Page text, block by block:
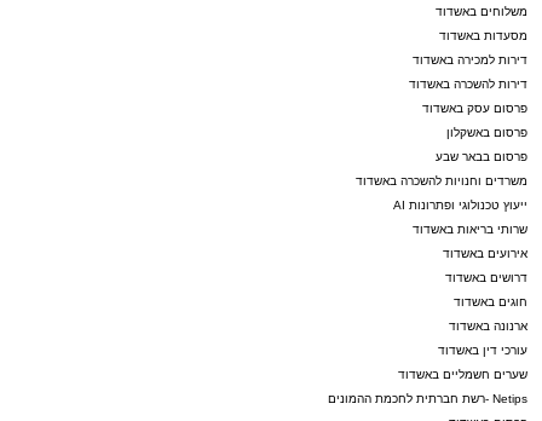
משלוחים באשדוד
מסעדות באשדוד
דירות למכירה באשדוד
דירות להשכרה באשדוד
פרסום עסק באשדוד
פרסום באשקלון
פרסום בבאר שבע
משרדים וחנויות להשכרה באשדוד
ייעוץ טכנולוגי ופתרונות AI
שרותי בריאות באשדוד
אירועים באשדוד
דרושים באשדוד
חוגים באשדוד
ארנונה באשדוד
עורכי דין באשדוד
שערים חשמליים באשדוד
Netips -רשת חברתית לחכמת ההמונים